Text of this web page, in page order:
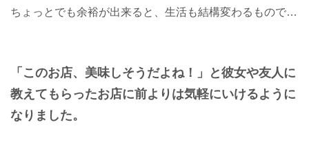
ちょっとでも余裕が出来ると、生活も結構変わるもので…
「このお店、美味しそうだよね！」と彼女や友人に
教えてもらったお店に前よりは気軽にいけるように
なりました。